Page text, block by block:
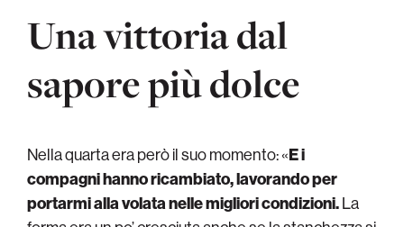
Una vittoria dal
sapore più dolce
Nella quarta era però il suo momento: «E i
compagni hanno ricambiato, lavorando per
portarmi alla volata nelle migliori condizioni.La